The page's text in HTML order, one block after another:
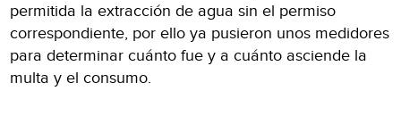
permitida la extracción de agua sin el permiso
correspondiente, por ello ya pusieron unos medidores
para determinar cuánto fue y a cuánto asciende la
multa y el consumo.